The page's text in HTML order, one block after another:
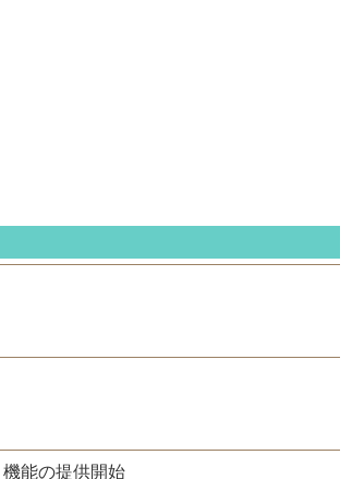
能の提供開始